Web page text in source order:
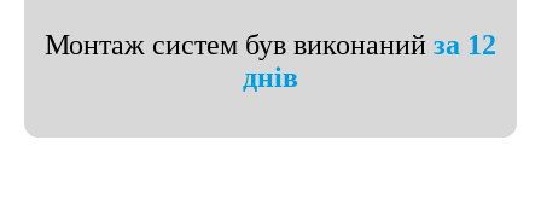
Монтаж систем був виконаний за 12
днів